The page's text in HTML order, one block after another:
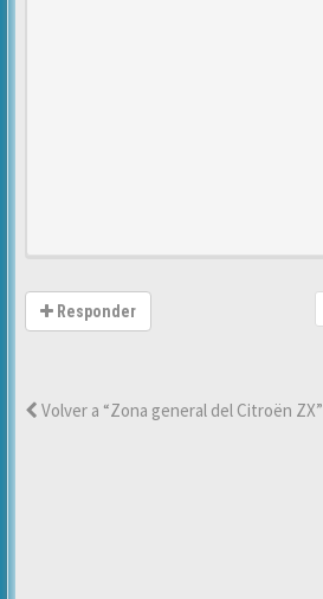
Responder
Volver a “Zona general del Citroën ZX”